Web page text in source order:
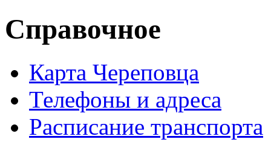
Справочное
Карта Череповца
Телефоны и адреса
Расписание транспорта